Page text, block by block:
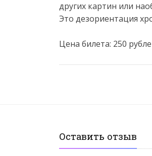
других картин или
Это дезориентация
Цена билета: 250
Оставить отзыв